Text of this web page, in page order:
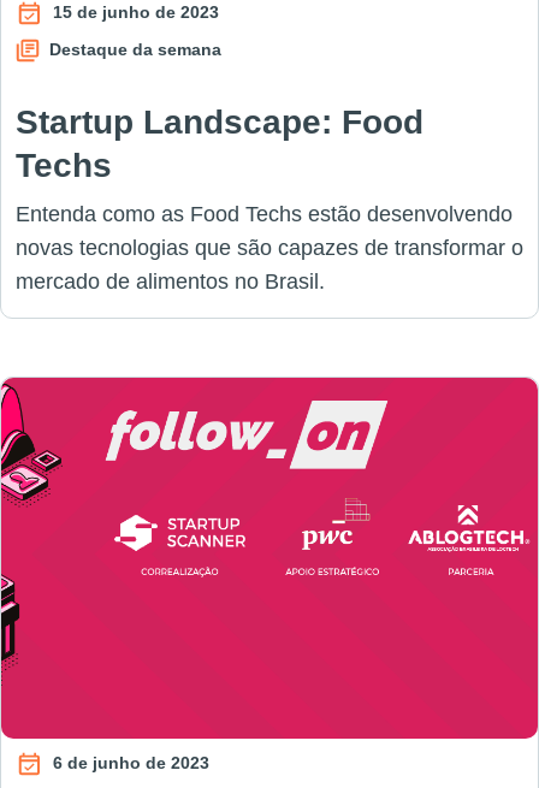
15 de junho de 2023
Destaque da semana
Startup Landscape: Food
Techs
Entenda como as Food Techs estão desenvolvendo
novas tecnologias que são capazes de transformar o
mercado de alimentos no Brasil.
6 de junho de 2023